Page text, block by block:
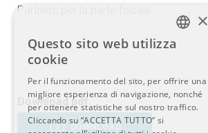
Partners per la parte fiscale.
Download pdf
DOWNLOAD
ENGLISH
×
Questo sito web utilizza
cookie
Per il funzionamento del sito, per offrire una
migliore esperienza di navigazione, nonché
per ottenere statistiche sul nostro traffico.
Cliccando su “ACCETTA TUTTO” si